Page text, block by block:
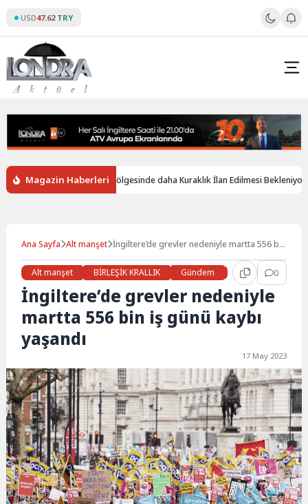
content
USD47.62 TRY
Magazin Haberleri
İngiltere’de Birçok Bölgesinde daha Kuraklık İlan Edilmesi Bekleniyor
Ana Sayfa Alt manşet İngiltere’de grevler nedeniyle martta 556 bin
Alt manşet
BİRLEŞİK KRALLIK Gündem Haberler 0
İngiltere’de grevler nedeniyle
martta 556 bin iş günü kaybı
yaşandı
17 May 2023